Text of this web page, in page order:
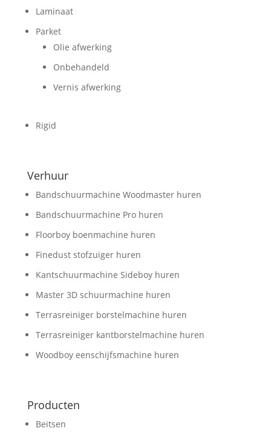
Laminaat
Parket
Olie afwerking
Onbehandeld
Vernis afwerking
Rigid
Verhuur
Bandschuurmachine Woodmaster huren
Bandschuurmachine Pro huren
Floorboy boenmachine huren
Finedust stofzuiger huren
Kantschuurmachine Sideboy huren
Master 3D schuurmachine huren
Terrasreiniger borstelmachine huren
Terrasreiniger kantborstelmachine huren
Woodboy eenschijfsmachine huren
Producten
Beitsen